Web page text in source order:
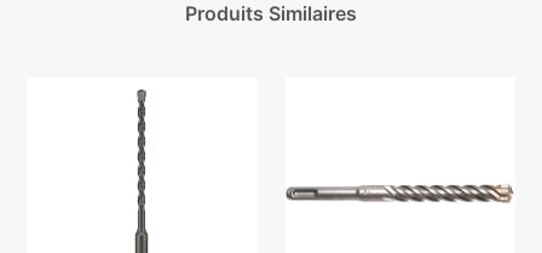
Produits Similaires